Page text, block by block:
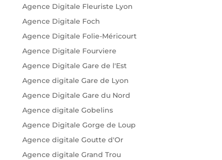
Agence Digitale Fleuriste Lyon
Agence Digitale Foch
Agence Digitale Folie-Méricourt
Agence Digitale Fourviere
Agence Digitale Gare de l'Est
Agence digitale Gare de Lyon
Agence Digitale Gare du Nord
Agence digitale Gobelins
Agence Digitale Gorge de Loup
Agence digitale Goutte d'Or
Agence digitale Grand Trou